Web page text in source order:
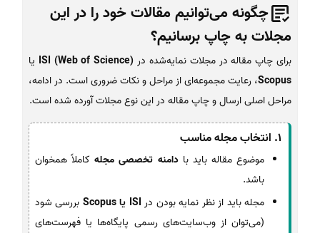
چگونه می‌توانیم مقالات خود را در این
مجلات به چاپ برسانیم؟
برای چاپ مقاله در مجلات نمایه‌شده در ISI (Web of Science) یا
Scopus، رعایت مجموعه‌ای از مراحل و نکات ضروری است. در ادامه،
مراحل اصلی ارسال و چاپ مقاله در این نوع مجلات آورده شده است.
1. انتخاب مجله مناسب
موضوع مقاله باید بادامنه تخصصی مجلهکاملاً همخوان
باشد.
مجله باید از نظر نمایه بودن در ISI یا Scopus
بررسی شود
(می‌توان از وب‌سایت‌های رسمی پایگاه‌ها یا فهرست‌های